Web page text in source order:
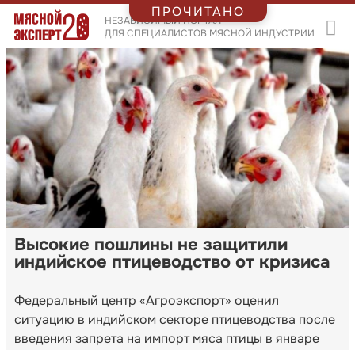
НЕЗАВИСИМЫЙ ПОРТАЛ
ДЛЯ СПЕЦИАЛИСТОВ МЯСНОЙ ИНДУСТРИИ
Высокие пошлины не защитили
индийское птицеводство от кризиса
Федеральный центр «Агроэкспорт» оценил
ситуацию в индийском секторе птицеводства после
введения запрета на импорт мяса птицы в январе
ПРОЧИТАНО